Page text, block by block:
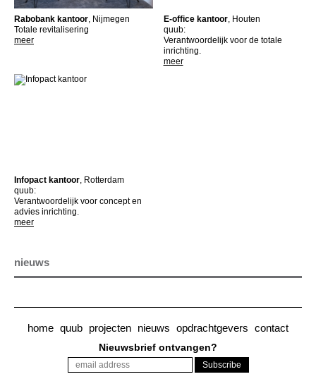
Rabobank kantoor , Nijmegen
Totale revitalisering
meer
E-office kantoor, Houten
quub:
Verantwoordelijk voor de totale
inrichting.
meer
Infopact kantoor, Rotterdam
quub:
Verantwoordelijk voor concept en
advies inrichting.
meer
nieuws
home quub projecten nieuws opdrachtgevers contact
Nieuwsbrief ontvangen?